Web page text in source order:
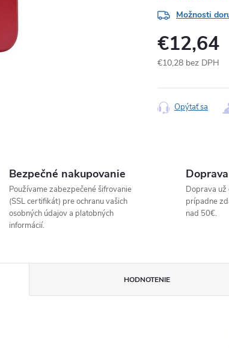
Možnosti
€12,64
€10,28 bez DPH
cena:
Opýtať sa
Bezpečné nakupovanie
Používame zabezpečené šifrovanie
(SSL certifikát) pre ochranu vašich
osobných údajov a platobných
informácií.
Doprava už
prípadne
nad 50€.
HODNOTENIE